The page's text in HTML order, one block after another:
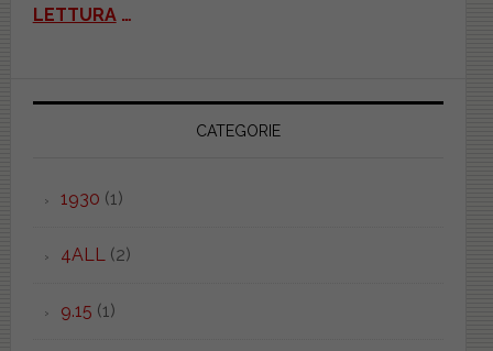
LETTURA…
CATEGORIE
1930 (1)
4ALL(2)
9.15 (1)